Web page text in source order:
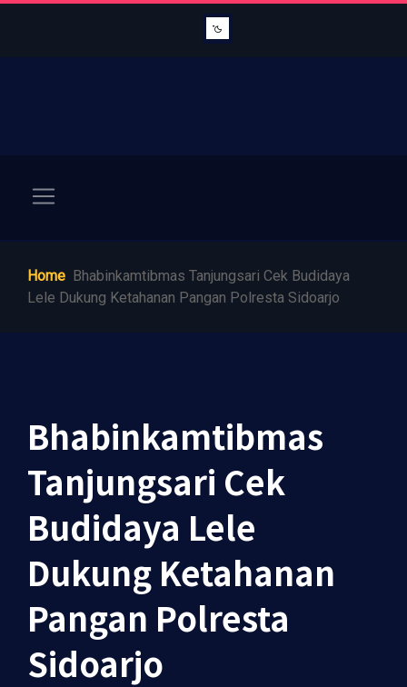
Home Bhabinkamtibmas Tanjungsari Cek Budidaya
Lele Dukung Ketahanan Pangan Polresta Sidoarjo
Bhabinkamtibmas
Tanjungsari Cek
Budidaya Lele
Dukung Ketahanan
Pangan Polresta
Sidoarjo